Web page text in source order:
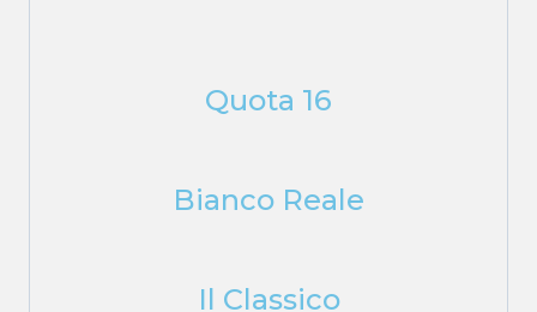
Quota 16
Bianco Reale
Il Classico